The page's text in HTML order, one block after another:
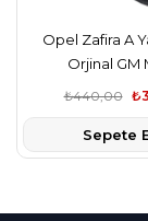
Opel Zafira A
Orjinal GM
₺440,00
Sepete